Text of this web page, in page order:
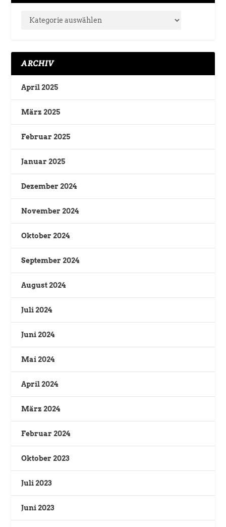
ARCHIV
April 2025
März 2025
Februar 2025
Januar 2025
Dezember 2024
November 2024
Oktober 2024
September 2024
August 2024
Juli 2024
Juni 2024
Mai 2024
April 2024
März 2024
Februar 2024
Oktober 2023
Juli 2023
Juni 2023